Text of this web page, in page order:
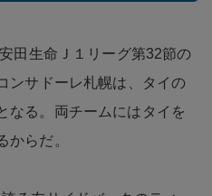
田生命Ｊ１リーグ第32節の
ンサドーレ札幌は、タイの
なる。両チームにはタイを
からだ。